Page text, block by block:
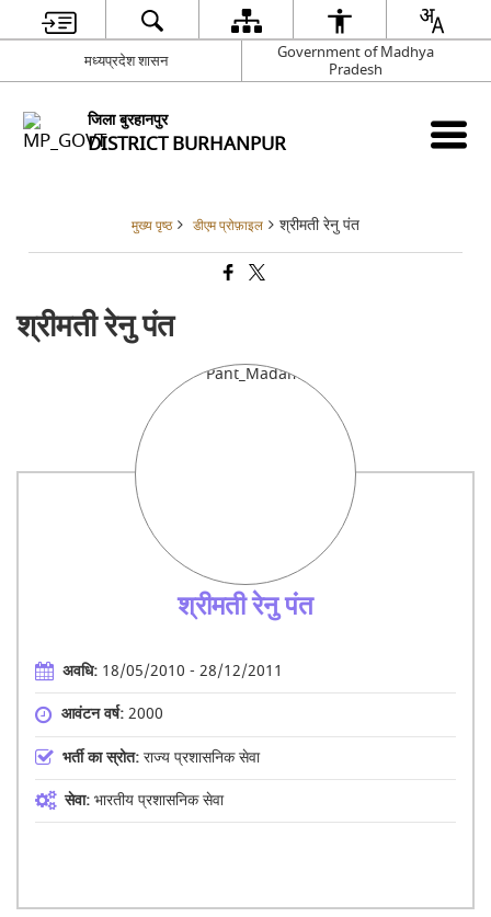
मध्यप्रदेश शासन
Government of Madhya
Pradesh
जिला बुरहानपुर
DISTRICT BURHANPUR
मुख्य पृष्ठ डीएम प्रोफ़ाइल श्रीमती रेनु पंत
श्रीमती रेनु पंत
श्रीमती रेनु पंत
अवधि: 18/05/2010 - 28/12/2011
आवंटन वर्ष:2000
भर्ती का स्रोत:राज्य प्रशासनिक सेवा
सेवा:भारतीय प्रशासनिक सेवा